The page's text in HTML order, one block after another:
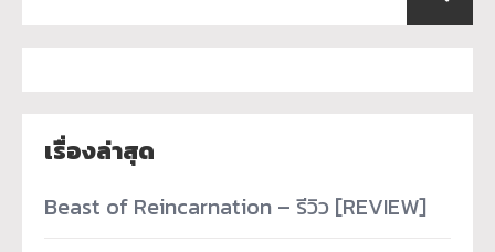
เรื่องล่าสุด
Beast of Reincarnation – รีวิว [REVIEW]